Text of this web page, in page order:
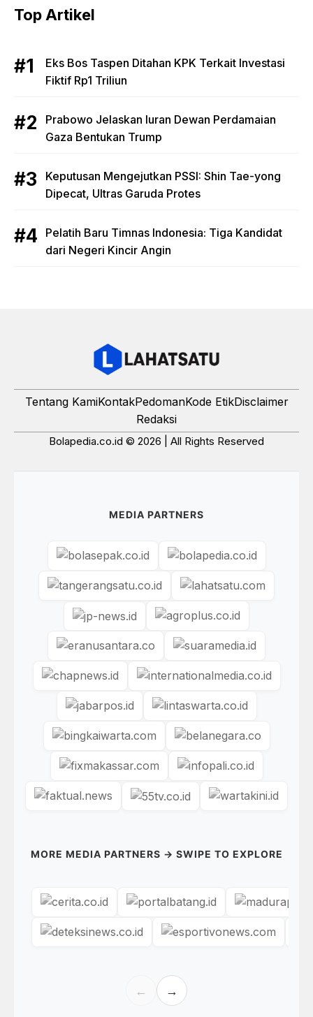
Top Artikel
Eks Bos Taspen Ditahan KPK Terkait Investasi
Fiktif Rp1 Triliun
Prabowo Jelaskan Iuran Dewan Perdamaian
Gaza Bentukan Trump
Keputusan Mengejutkan PSSI: Shin Tae-yong
Dipecat, Ultras Garuda Protes
Pelatih Baru Timnas Indonesia: Tiga Kandidat
dari Negeri Kincir Angin
Tentang KamiKontakPedomanKode EtikDisclaimer
Redaksi
Bolapedia.co.id © 2026 | All Rights Reserved
MEDIA PARTNERS
MORE MEDIA PARTNERS → SWIPE TO EXPLORE
← →